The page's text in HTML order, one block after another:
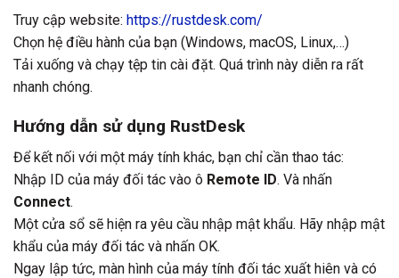
Truy cập website: https://rustdesk.com/
Chọn hệ điều hành của bạn (Windows, macOS, Linux,…)
Tải xuống và chạy tệp tin cài đặt. Quá trình này diễn ra rất
nhanh chóng.
Hướng dẫn sử dụng RustDesk
Để kết nối với một máy tính khác, bạn chỉ cần thao tác:
Nhập ID của máy đối tác vào ô Remote ID. Và nhấn
Connect.
Một cửa sổ sẽ hiện ra yêu cầu nhập mật khẩu. Hãy nhập mật
khẩu của máy đối tác và nhấn OK.
Ngay lập tức, màn hình của máy tính đối tác xuất hiên và có